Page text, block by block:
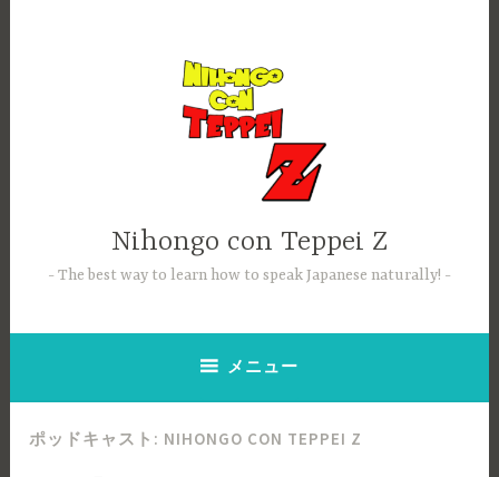
Nihongo con Teppei Z
The best way to learn how to speak Japanese naturally!
メニュー
ポッドキャスト: NIHONGO CON TEPPEI Z